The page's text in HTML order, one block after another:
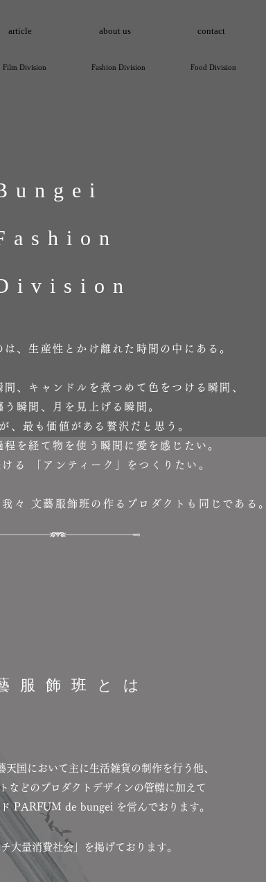
article about us contact
Film Division Fashion Division Food Division
、生産性とかけ離れた時間の中にある。
、キャンドルを煮つめて色をつける瞬間、
う瞬間、月を見上げる瞬間。
、最も価値がある贅沢だと思う。
程を経て物を使う瞬間に愛を感じたい。
る 「アンティーク」をつくりたい。
々 文藝服飾班の作るプロダクトも同じである。
服飾班とは
天国において主に生活雑貨の制作を行う他、
などのプロダクトデザインの管轄に加えて
PARFUM de bungei を営んでおります。
大量消費社会」を掲げております。